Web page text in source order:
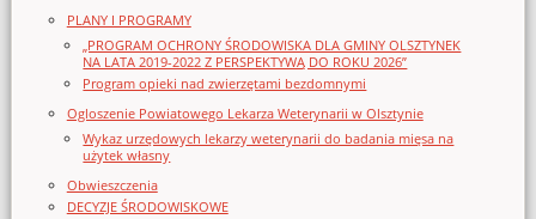
PLANY I PROGRAMY
„PROGRAM OCHRONY ŚRODOWISKA DLA GMINY OLSZTYNEK
NA LATA 2019-2022 Z PERSPEKTYWĄ DO ROKU 2026”
Program opieki nad zwierzętami bezdomnymi
Ogloszenie Powiatowego Lekarza Weterynarii w Olsztynie
Wykaz urzędowych lekarzy weterynarii do badania mięsa na
użytek własny
Obwieszczenia
DECYZJE ŚRODOWISKOWE